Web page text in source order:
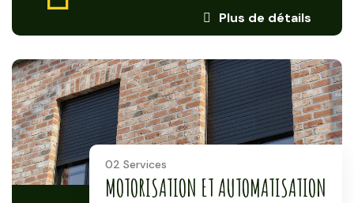
Plus de détails
02 Services
MOTORISATION ET AUTOMATISATION